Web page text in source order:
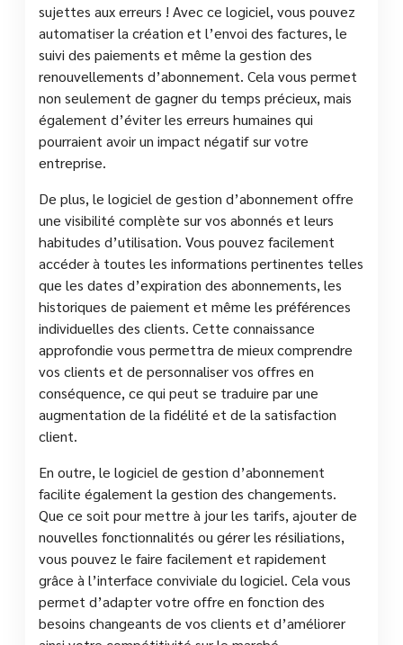
sujettes aux erreurs ! Avec ce logiciel, vous pouvez
automatiser la création et l’envoi des factures, le
suivi des paiements et même la gestion des
renouvellements d’abonnement. Cela vous permet
non seulement de gagner du temps précieux, mais
également d’éviter les erreurs humaines qui
pourraient avoir un impact négatif sur votre
entreprise.
De plus, le logiciel de gestion d’abonnement offre
une visibilité complète sur vos abonnés et leurs
habitudes d’utilisation. Vous pouvez facilement
accéder à toutes les informations pertinentes telles
que les dates d’expiration des abonnements, les
historiques de paiement et même les préférences
individuelles des clients. Cette connaissance
approfondie vous permettra de mieux comprendre
vos clients et de personnaliser vos offres en
conséquence, ce qui peut se traduire par une
augmentation de la fidélité et de la satisfaction
client.
En outre, le logiciel de gestion d’abonnement
facilite également la gestion des changements.
Que ce soit pour mettre à jour les tarifs, ajouter de
nouvelles fonctionnalités ou gérer les résiliations,
vous pouvez le faire facilement et rapidement
grâce à l’interface conviviale du logiciel. Cela vous
permet d’adapter votre offre en fonction des
besoins changeants de vos clients et d’améliorer